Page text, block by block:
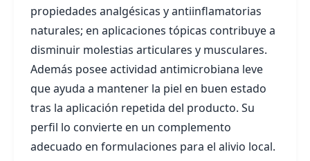
propiedades analgésicas y antiinflamatorias
naturales; en aplicaciones tópicas contribuye a
disminuir molestias articulares y musculares.
Además posee actividad antimicrobiana leve
que ayuda a mantener la piel en buen estado
tras la aplicación repetida del producto. Su
perfil lo convierte en un complemento
adecuado en formulaciones para el alivio local.